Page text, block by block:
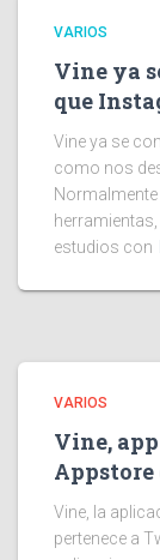
VARIOS
Vine ya
que
Vine ya se
como nos
estudios con
VARIOS
Vine,
Appstore
Vine, la
pertenece a